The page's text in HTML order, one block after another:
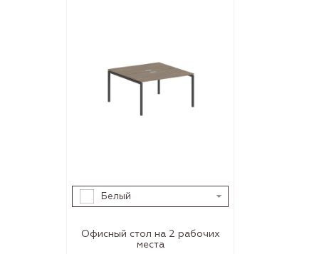
Белый
Офисный стол на 2 рабочих
места